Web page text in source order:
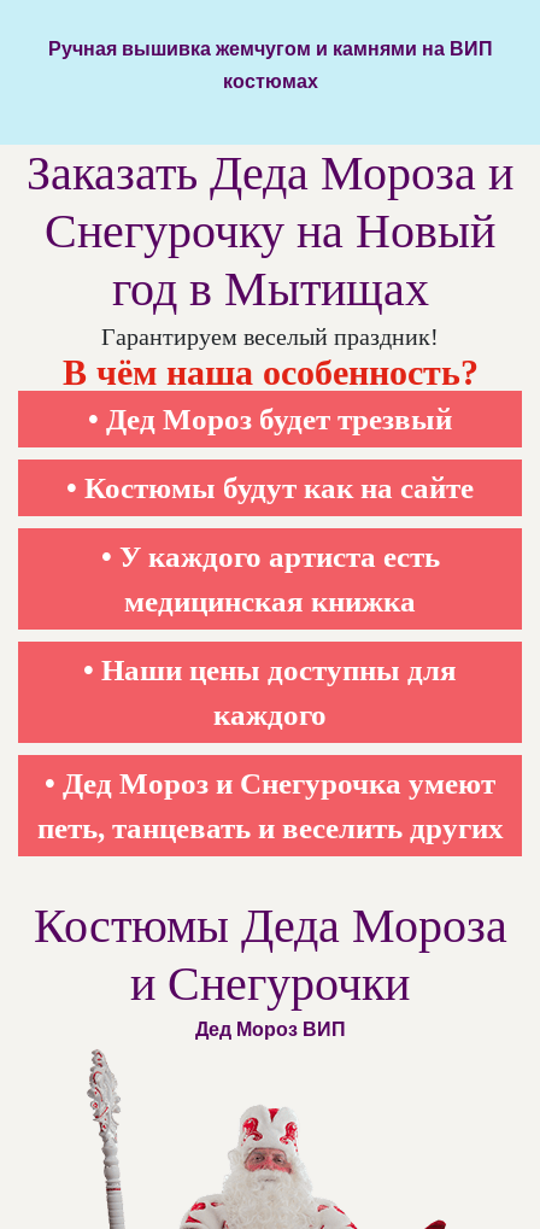
Ручная вышивка жемчугом и камнями на ВИП
костюмах
Заказать Деда Мороза и
Снегурочку на Новый
год в Мытищах
Гарантируем веселый праздник!
В чём наша особенность?
• Дед Мороз будет трезвый
• Костюмы будут как на сайте
• У каждого артиста есть
медицинская книжка
• Наши цены доступны для
каждого
• Дед Мороз и Снегурочка умеют
петь, танцевать и веселить других
Костюмы Деда Мороза
и Снегурочки
Дед Мороз ВИП